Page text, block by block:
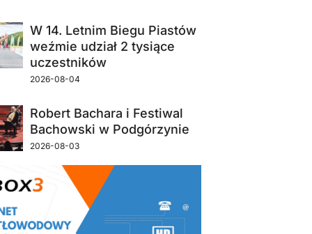
W 14. Letnim Biegu Piastów
weźmie udział 2 tysiące
uczestników
2026-08-04
Robert Bachara i Festiwal
Bachowski w Podgórzynie
2026-08-03